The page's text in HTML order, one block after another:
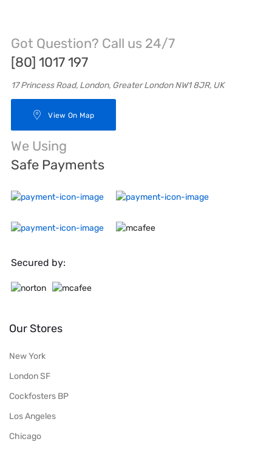
Got Question? Call us 24/7
[80] 1017 197
17 Princess Road, London, Greater London NW1 8JR, UK
View On Map
We Using
Safe Payments
Secured by:
Our Stores
New York
London SF
Cockfosters BP
Los Angeles
Chicago